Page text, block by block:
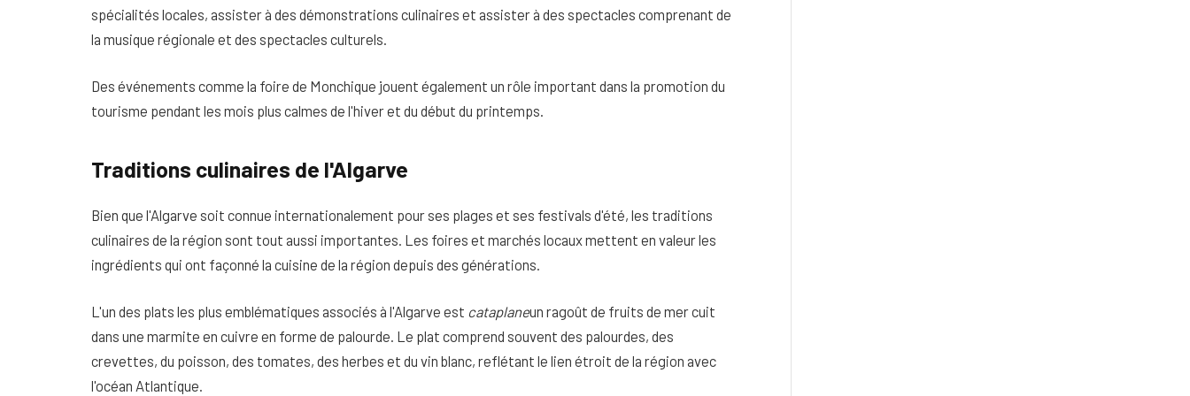
spécialités locales, assister à des démonstrations culinaires et assister à des spectacles comprenant de
la musique régionale et des spectacles culturels.
Des événements comme la foire de Monchique jouent également un rôle important dans la promotion du
tourisme pendant les mois plus calmes de l'hiver et du début du printemps.
Traditions culinaires de l'Algarve
Bien que l'Algarve soit connue internationalement pour ses plages et ses festivals d'été, les traditions
culinaires de la région sont tout aussi importantes. Les foires et marchés locaux mettent en valeur les
ingrédients qui ont façonné la cuisine de la région depuis des générations.
L'un des plats les plus emblématiques associés à l'Algarve est cataplaneun ragoût de fruits de mer cuit
dans une marmite en cuivre en forme de palourde. Le plat comprend souvent des palourdes, des
crevettes, du poisson, des tomates, des herbes et du vin blanc, reflétant le lien étroit de la région avec
l'océan Atlantique.